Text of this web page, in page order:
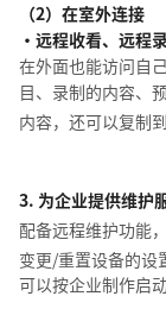
（2）在室外连接
・远程收看、远程
在外面也能访问自
目、录制的内容、
内容，还可以复制
3. 为企业提供维护
配备远程维护功能
变更/重置设备的设
可以按企业制作启